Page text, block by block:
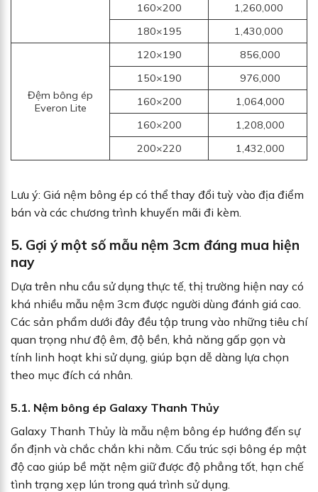
160×200
1,260,000
180×195
1,430,000
Đệm bông ép
Everon Lite
120×190
856,000
150×190
976,000
160×200
1,064,000
160×200
1,208,000
200×220
1,432,000
Lưu ý: Giá nệm bông ép có thể thay đổi tuỳ vào địa điểm
bán và các chương trình khuyến mãi đi kèm.
5. Gợi ý một số mẫu nệm 3cm đáng mua hiện
nay
Dựa trên nhu cầu sử dụng thực tế, thị trường hiện nay có
khá nhiều mẫu nệm 3cm được người dùng đánh giá cao.
Các sản phẩm dưới đây đều tập trung vào những tiêu chí
quan trọng như độ êm, độ bền, khả năng gấp gọn và
tính linh hoạt khi sử dụng, giúp bạn dễ dàng lựa chọn
theo mục đích cá nhân.
5.1. Nệm bông ép Galaxy Thanh Thủy
Galaxy Thanh Thủy là mẫu nệm bông ép hướng đến sự
ổn định và chắc chắn khi nằm. Cấu trúc sợi bông ép mật
độ cao giúp bề mặt nệm giữ được độ phẳng tốt, hạn chế
tình trạng xẹp lún trong quá trình sử dụng.